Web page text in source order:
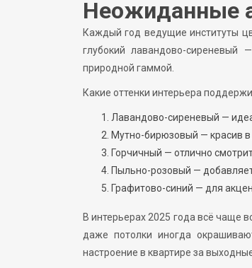
Неожиданные
Каждый год ведущие институты
глубокий лавандово-
природной гаммой.
Какие оттенки интерьера
Лавандово-сиреневый —
Мутно-бирюзовый — красив
Горчичный — отлично
Пыльно-розовый —
Графитово-синий — для
В интерьерах 2025 года всё чаще
даже потолки иногда
настроение в квартире за